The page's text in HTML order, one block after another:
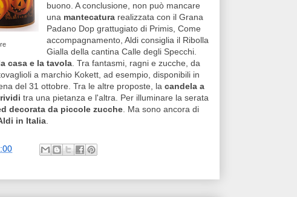
buono. A conclusione, non può mancare
una mantecatura realizzata con il Grana
Padano Dop grattugiato di Primis, Come
accompagnamento, Aldi consiglia il Ribolla
Gialla della cantina Calle degli Specchi.
casa e la tavola. Tra fantasmi, ragni e zucche, da
a marchio Kokett, ad esempio, disponibili in
del 31 ottobre. Tra le altre proposte, la candela a
tra una pietanza e l'altra. Per illuminare la serata
decorata da piccole zucche. Ma sono ancora di
in Italia.